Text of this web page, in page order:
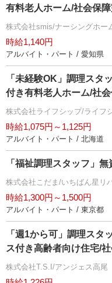
有料老人ホーム/社会保
株式会社smis/ナーシングホー
時給1,140円
アルバイト・パート / 愛知県
「未経験OK」調理スタ
付き有料老人ホーム/社
株式会社ライフシップ/ライフ
時給1,075円～1,125円
アルバイト・パート / 北海道
「福祉調理スタッフ」
株式会社こだま/いちばん星リ
時給1,300円～1,500円
アルバイト・パート / 東京都
「週1から可」調理スタ
ス付き高齢者向け住宅/
株式会社T.S.I/アンジェス高尾